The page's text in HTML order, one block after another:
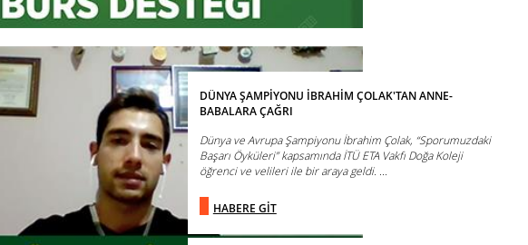
DÜNYA ŞAMPİYONU İBRAHİM ÇOLAK'TAN ANNE-
BABALARA ÇAĞRI
Dünya ve Avrupa Şampiyonu İbrahim Çolak, “Sporumuzdaki
Başarı Öyküleri” kapsamında İTÜ ETA Vakfı Doğa Koleji
öğrenci ve velileri ile bir araya geldi. ...
HABERE GİT